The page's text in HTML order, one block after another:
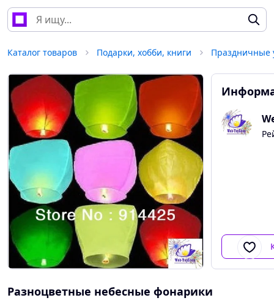
Каталог товаров Подарки, хобби, книги Праздничные
Разноцветные небесные фонарики